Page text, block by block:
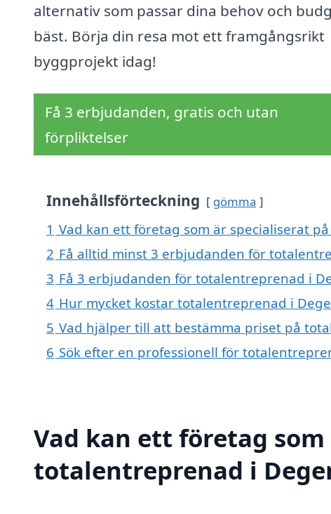
alternativ som passar dina behov och
bäst. Börja din resa mot ett framgångsrikt
byggprojekt idag!
Få 3 erbjudanden, gratis och utan
förpliktelser
Innehållsförteckning gömma
1 Vad kan ett företag som är specialiserat
2 Få alltid minst 3 erbjudanden för
3 Få 3 erbjudanden för totalentreprenad i
4 Hur mycket kostar totalentreprenad i
5 Vad hjälper till att bestämma priset på
6 Sök efter en professionell för
Vad kan ett företag
totalentreprenad i